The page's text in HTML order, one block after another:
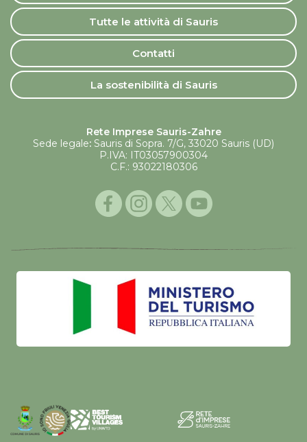
Tutte le attività di Sauris
Contatti
La sostenibilità di Sauris
Rete Imprese Sauris-Zahre
Sede legale: Sauris di Sopra. 7/G, 33020 Sauris (UD)
P.IVA: IT03057900304
C.F.: 93022180306